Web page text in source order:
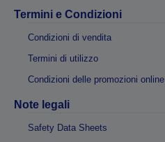
Termini e Condizioni
Condizioni di vendita
Termini di utilizzo
Condizioni delle promozioni online
Note legali
Safety Data Sheets